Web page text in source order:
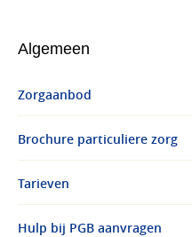
Algemeen
Zorgaanbod
Brochure particuliere zorg
Tarieven
Hulp bij PGB aanvragen